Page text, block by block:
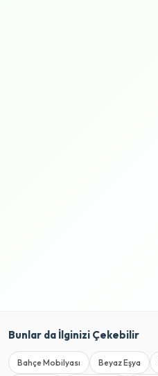
Bunlar da İlginizi Çekebilir
Bahçe Mobilyası Beyaz Eşya